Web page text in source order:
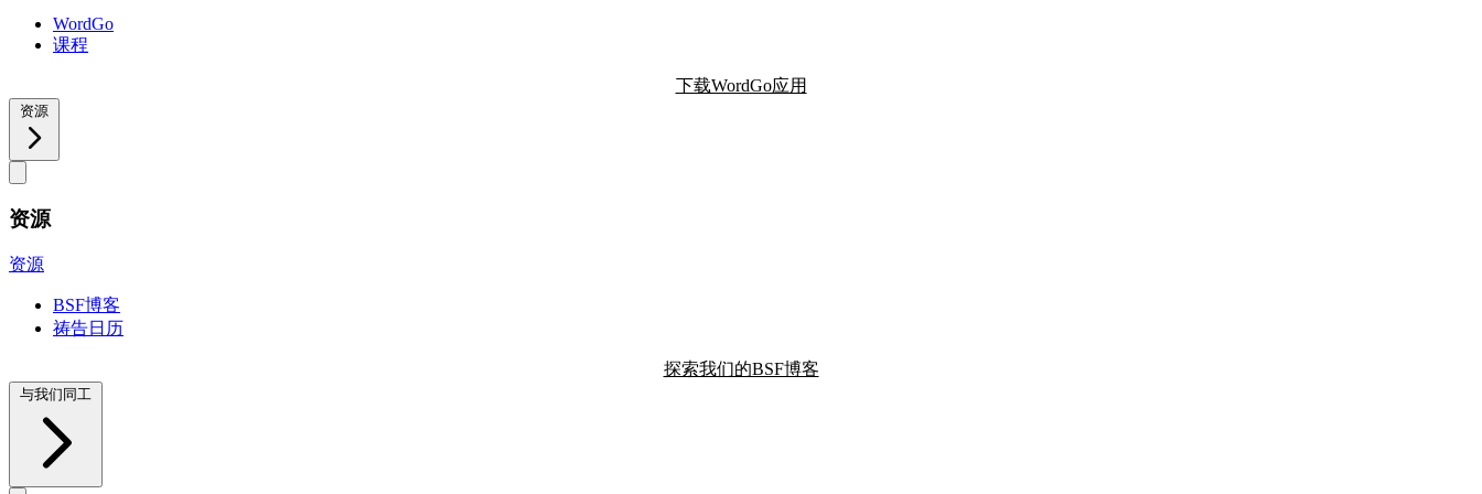
WordGo
课程
下载WordGo应用
资源
资源
资源
BSF博客
祷告日历
探索我们的BSF博客
与我们同工